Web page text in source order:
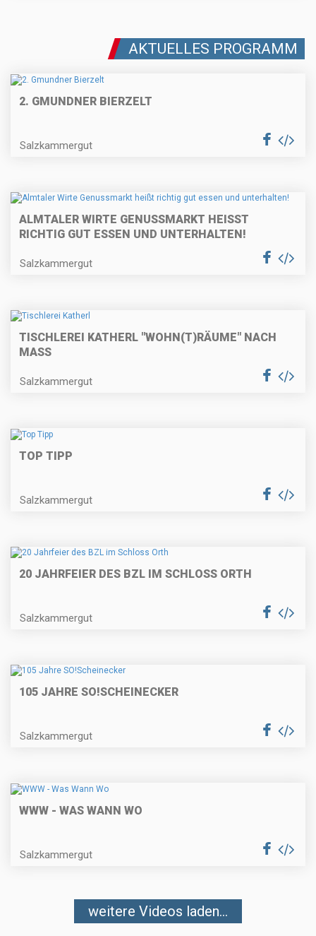
AKTUELLES PROGRAMM
2. GMUNDNER BIERZELT
Salzkammergut
ALMTALER WIRTE GENUSSMARKT HEISST R
ICHTIG GUT ESSEN UND UNTERHALTEN!
Salzkammergut
TISCHLEREI KATHERL "WOHN(T)RÄUME" NACH
MASS
Salzkammergut
TOP TIPP
Salzkammergut
20 JAHRFEIER DES BZL IM SCHLOSS ORTH
Salzkammergut
105 JAHRE SO!SCHEINECKER
Salzkammergut
WWW - WAS WANN WO
Salzkammergut
weitere Videos laden...